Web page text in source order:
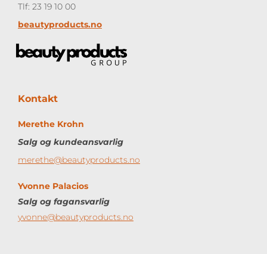
Tlf: 23 19 10 00
beautyproducts.no
Kontakt
Merethe Krohn
Salg og kundeansvarlig
merethe@beautyproducts.no
Yvonne Palacios
Salg og fagansvarlig
yvonne@beautyproducts.no